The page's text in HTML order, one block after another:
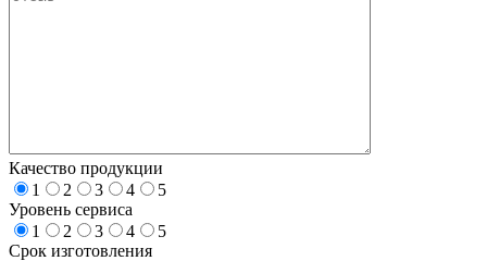
Качество продукции
1
2 3 4
5
Уровень сервиса
1
2 3 4
5
Срок изготовления